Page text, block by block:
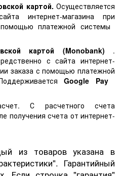
картой. Осуществляется
интернет-магазина при
платежной системы
картой
(Monobank) .
с сайта интернет-
заказа с помощью платежной
Google Pay
С расчетного счета
получения счета от интернет-
из товаров указана в
Гарантийный